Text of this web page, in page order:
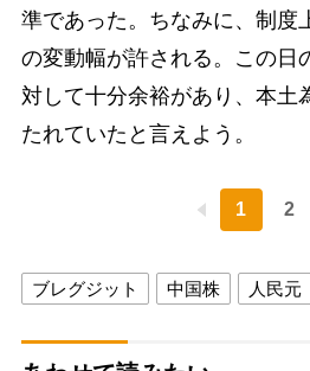
準であった。ちなみに、制度
の変動幅が許される。この日
対して十分余裕があり、本土
たれていたと言えよう。
1 2
ブレグジット 中国株 人民元